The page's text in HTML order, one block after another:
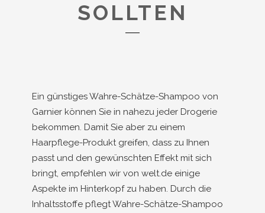
SOLLTEN
Ein günstiges Wahre-Schätze-Shampoo von
Garnier können Sie in nahezu jeder Drogerie
bekommen. Damit Sie aber zu einem
Haarpflege-Produkt greifen, dass zu Ihnen
passt und den gewünschten Effekt mit sich
bringt, empfehlen wir von welt.de einige
Aspekte im Hinterkopf zu haben. Durch die
Inhaltsstoffe pflegt Wahre-Schätze-Shampoo